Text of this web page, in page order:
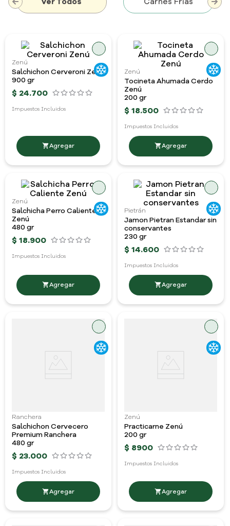
Zenú
Salchichon Cerveroni Zenú
900 gr
$ 24.700
Impuestos Incluidos
Zenú
Tocineta Ahumada Cerdo
Zenú
200 gr
$ 18.500
Impuestos Incluidos
Zenú
Salchicha Perro Caliente
Zenú
480 gr
$ 18.900
Impuestos Incluidos
Pietrán
Jamon Pietran Estandar sin
conservantes
230 gr
$ 14.600
Impuestos Incluidos
Ranchera
Salchichon Cervecero
Premium Ranchera
480 gr
$ 23.000
Impuestos Incluidos
Zenú
Practicarne Zenú
200 gr
$ 8900
Impuestos Incluidos